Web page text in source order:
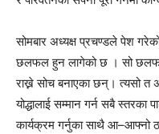
सोमबार अध्यक्ष प्रचण्डले पेश
छलफल हुन लागेको छ । सो
राख्ने सोच बनाएका छन्। त्यसो त
योद्धालाई सम्मान गर्न सबै स्तरका
कार्यक्रम गर्नुका साथै आ–आफ्नो